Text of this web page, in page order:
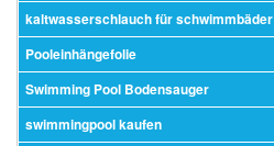
kaltwasserschlauch für schwimmbäder
Pooleinhängefolie
Swimming Pool Bodensauger
swimmingpool kaufen